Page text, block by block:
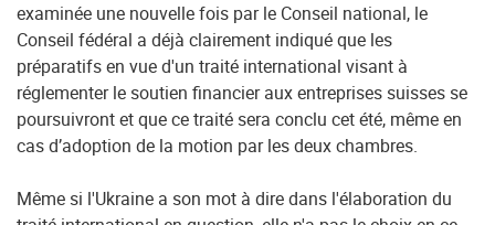
examinée une nouvelle fois par le Conseil national, le
Conseil fédéral a déjà clairement indiqué que les
préparatifs en vue d'un traité international visant à
réglementer le soutien financier aux entreprises suisses se
poursuivront et que ce traité sera conclu cet été, même en
cas d’adoption de la motion par les deux chambres.
Même si l'Ukraine a son mot à dire dans l'élaboration du